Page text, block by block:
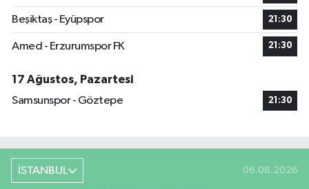
Beşiktaş - Eyüpspor 21:30
Amed - Erzurumspor FK 21:30
17 Ağustos, Pazartesi
Samsunspor - Göztepe
21:30
İSTANBUL 06.08.2026